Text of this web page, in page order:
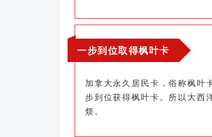
一步到位取得枫叶卡
加拿大永久居民卡，俗称枫叶
步到位获得枫叶卡。所以大西
烦。